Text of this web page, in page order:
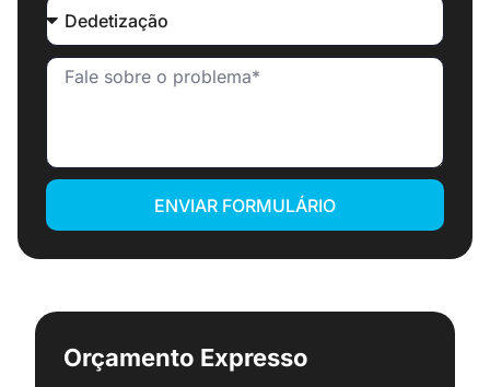
ENVIAR FORMULÁRIO
Orçamento Expresso